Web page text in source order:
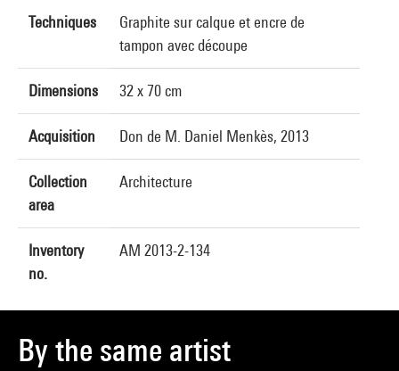
Techniques
Graphite sur calque et encre de
tampon avec découpe
Dimensions 32 x 70 cm
Acquisition Don de M. Daniel Menkès, 2013
Collection
area
Architecture
Inventory
no.
AM 2013-2-134
By the same artist